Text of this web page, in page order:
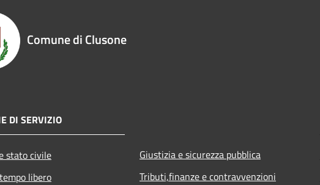
Comune di Clusone
DI SERVIZIO
stato civile
libero
Giustizia e sicurezza pubblica
Tributi,finanze e contravvenzioni